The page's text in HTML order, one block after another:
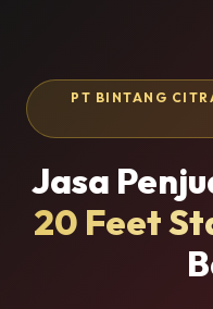
PT BINTANG
Jasa
20 Feet